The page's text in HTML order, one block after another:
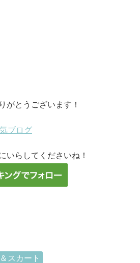
がとうございます！
ブログ
いらしてくださいね！
スカート